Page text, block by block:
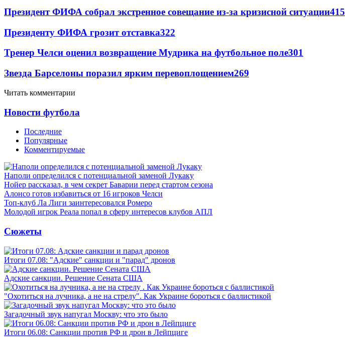
Президент ФИФА собрал экстренное совещание из-за кризисной ситуации415
Президенту ФИФА грозит отставка322
Тренер Челси оценил возвращение Мудрика на футбольное поле301
Звезда Барселоны поразил ярким перевоплощением269
Читать комментарии
Новости футбола
Последние
Популярные
Комментируемые
Наполи определился с потенциальной заменой Лукаку
Нойер рассказал, в чем секрет Баварии перед стартом сезона
Алонсо готов избавиться от 16 игроков Челси
Топ-клуб Ла Лиги заинтересовался Ромеро
Молодой игрок Реала попал в сферу интересов клубов АПЛ
Сюжеты
Итоги 07.08: "Адские" санкции и "парад" дронов
Адские санкции. Решение Сената США
"Охотиться на лучника, а не на стрелу". Как Украине бороться с баллистикой
Загадочный звук напугал Москву: что это было
Итоги 06.08: Санкции против РФ и дрон в Лейпциге